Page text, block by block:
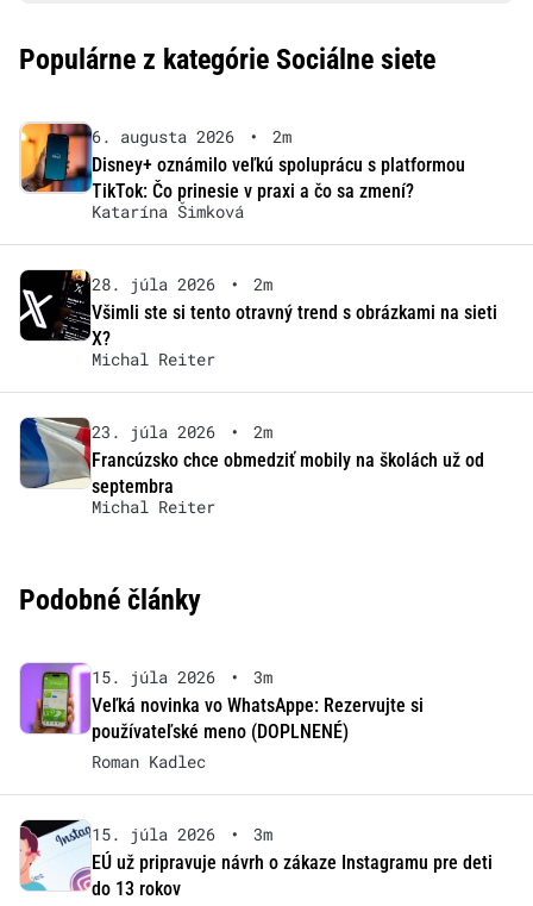
Populárne z kategórie Sociálne siete
6. augusta 2026 •
2m
Disney+ oznámilo veľkú spoluprácu s platformou
TikTok: Čo prinesie v praxi a čo sa zmení?
Katarína Šimková
28. júla 2026 •
2m
Všimli ste si tento otravný trend s obrázkami na sieti
X?
Michal Reiter
23. júla 2026 •
2m
Francúzsko chce obmedziť mobily na školách už od
septembra
Michal Reiter
Podobné články
15. júla 2026 •
3m
Veľká novinka vo WhatsAppe: Rezervujte si
používateľské meno (DOPLNENÉ)
Roman Kadlec
15. júla 2026 •
3m
EÚ už pripravuje návrh o zákaze Instagramu pre deti
do 13 rokov